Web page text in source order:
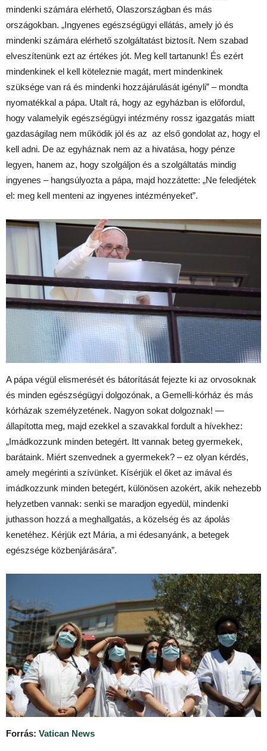
mindenki számára elérhető, Olaszországban és más
országokban. „Ingyenes egészségügyi ellátás, amely jó és
mindenki számára elérhető szolgáltatást biztosít. Nem szabad
elveszítenünk ezt az értékes jót. Meg kell tartanunk! És ezért
mindenkinek el kell köteleznie magát, mert mindenkinek
szüksége van rá és mindenki hozzájárulását igényli” – mondta
nyomatékkal a pápa. Utalt rá, hogy az egyházban is előfordul,
hogy valamelyik egészségügyi intézmény rossz igazgatás miatt
gazdaságilag nem működik jól és az az első gondolat az, hogy el
kell adni. De az egyháznak nem az a hivatása, hogy pénze
legyen, hanem az, hogy szolgáljon és a szolgáltatás mindig
ingyenes – hangsúlyozta a pápa, majd hozzátette: „Ne feledjétek
el: meg kell menteni az ingyenes intézményeket”.
A pápa végül elismerését és bátorítását fejezte ki az orvosoknak
és minden egészségügyi dolgozónak, a Gemelli-kórház és más
kórházak személyzetének. Nagyon sokat dolgoznak! —
állapította meg, majd ezekkel a szavakkal fordult a hívekhez:
„Imádkozzunk minden betegért. Itt vannak beteg gyermekek,
barátaink. Miért szenvednek a gyermekek? – ez olyan kérdés,
amely megérinti a szívünket. Kísérjük el őket az imával és
imádkozzunk minden betegért, különösen azokért, akik nehezebb
helyzetben vannak: senki se maradjon egyedül, mindenki
juthasson hozzá a meghallgatás, a közelség és az ápolás
kenetéhez. Kérjük ezt Mária, a mi édesanyánk, a betegek
egészsége közbenjárására”.
Forrás: Vatican News